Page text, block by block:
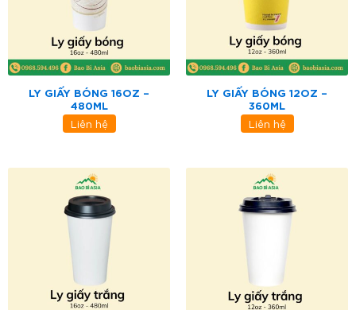
LY GIẤY BÓNG 16OZ –
480ML
Liên hệ
LY GIẤY BÓNG 12OZ –
360ML
Liên hệ